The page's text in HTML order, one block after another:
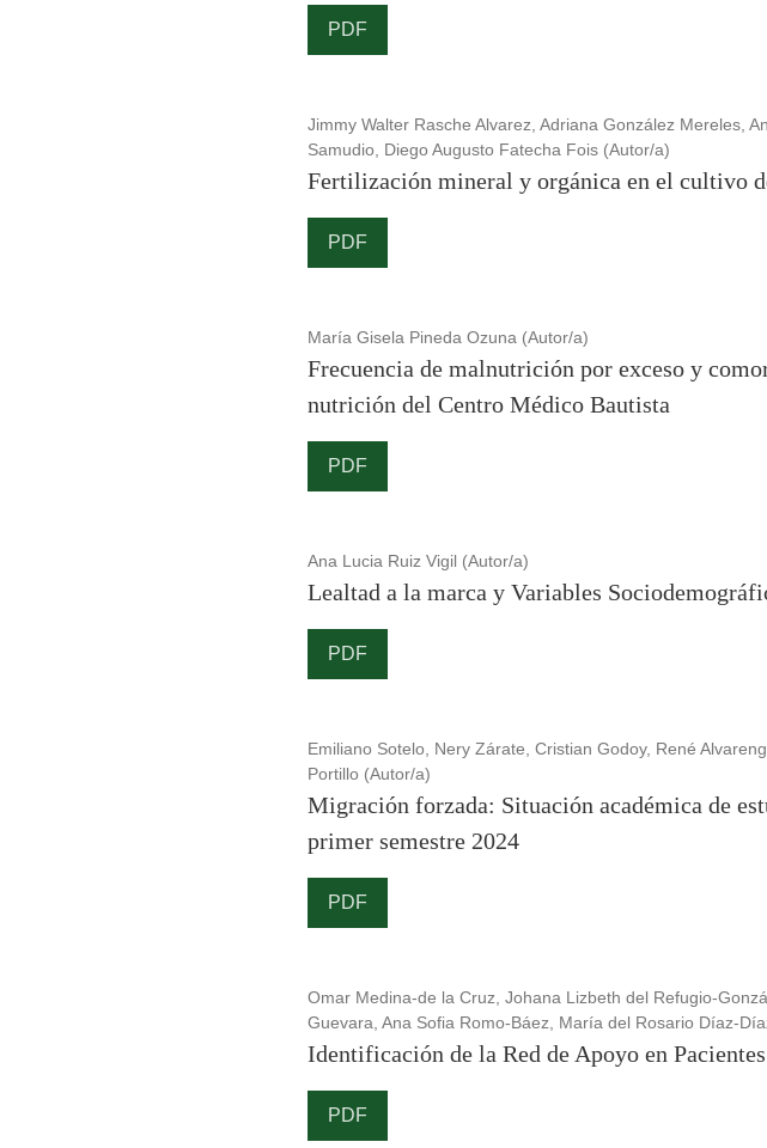
PDF
Jimmy Walter Rasche Alvarez, Adriana González Mereles,
Samudio, Diego Augusto Fatecha Fois (Autor/a)
Fertilización mineral y orgánica en el cultivo
PDF
María Gisela Pineda Ozuna (Autor/a)
Frecuencia de malnutrición por exceso y
nutrición del Centro Médico Bautista
PDF
Ana Lucia Ruiz Vigil (Autor/a)
Lealtad a la marca y Variables
PDF
Emiliano Sotelo, Nery Zárate, Cristian Godoy, René
Portillo (Autor/a)
Migración forzada: Situación académica de
primer semestre 2024
PDF
Omar Medina-de la Cruz, Johana Lizbeth del Refugio-
Guevara, Ana Sofia Romo-Báez, María del Rosario Díaz-
Identificación de la Red de Apoyo en
PDF